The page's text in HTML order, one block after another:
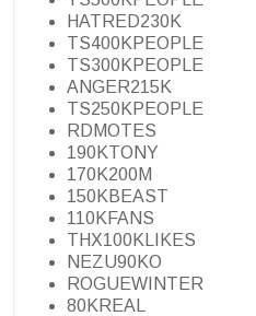
HATRED230K
TS400KPEOPLE
TS300KPEOPLE
ANGER215K
TS250KPEOPLE
RDMOTES
190KTONY
170K200M
150KBEAST
110KFANS
THX100KLIKES
NEZU90KO
ROGUEWINTER
80KREAL